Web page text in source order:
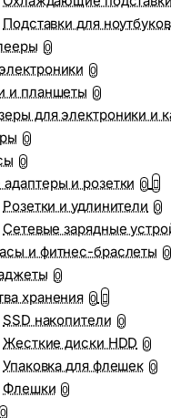
Подставки для ноутбуков
0
0
и планшеты 0
для электроники и
0
0
и розетки 0
Розетки и удлинители 0
Сетевые зарядные
и фитнес-браслеты 0
0
хранения 0
SSD накопители 0
Жесткие диски HDD 0
Упаковка для флешек 0
Флешки 0
0